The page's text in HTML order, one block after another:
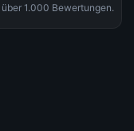
1.000 Bewertungen.